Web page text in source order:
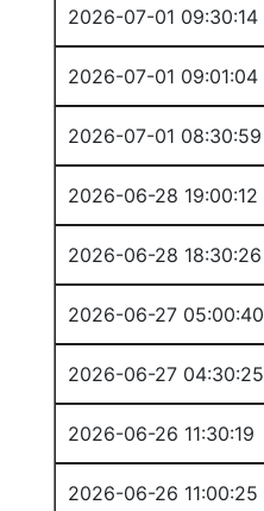
2026-07-01 09:30:14
2026-07-01 09:01:04
2026-07-01 08:30:59
2026-06-28 19:00:12
2026-06-28 18:30:26
2026-06-27 05:00:40
2026-06-27 04:30:25
2026-06-26 11:30:19
2026-06-26 11:00:25